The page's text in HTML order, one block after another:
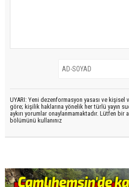
UYARI: Yeni dezenformasyon yasası ve kişisel
göre; kişilik haklarına yönelik her türlü yayın
aykırı yorumlar onaylanmamaktadır. Lütfen bir
bölümünü kullanınız